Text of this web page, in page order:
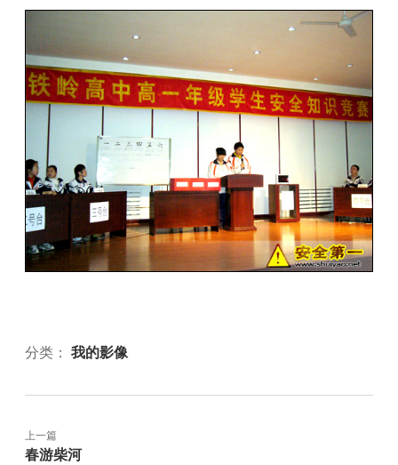
分类： 我的影像
上一篇
春游柴河